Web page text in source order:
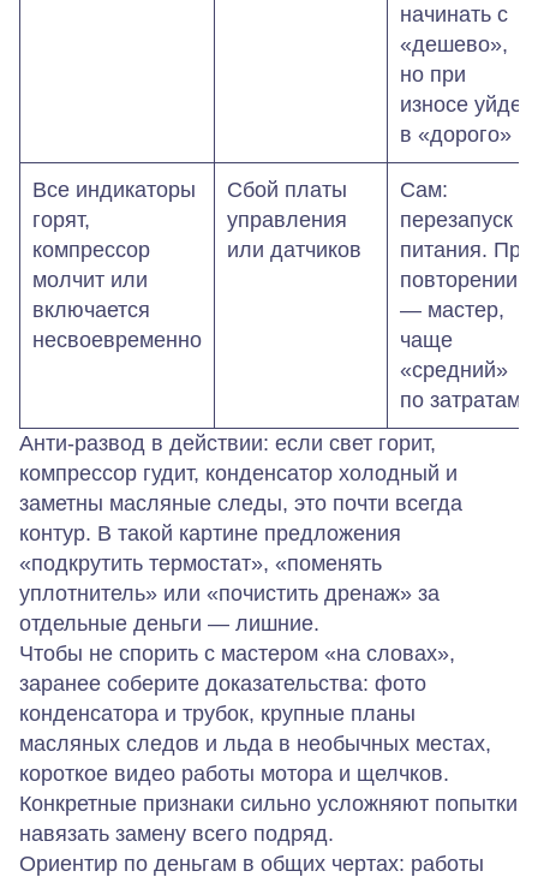
начинать с
«дешево»,
но при
износе уйдет
в «дорого»
Все индикаторы
горят,
компрессор
молчит или
включается
несвоевременно
Сбой платы
управления
или датчиков
Сам:
перезапуск
питания. При
повторении
— мастер,
чаще
«средний»
по затратам
Анти‑развод в действии: если свет горит,
компрессор гудит, конденсатор холодный и
заметны масляные следы, это почти всегда
контур. В такой картине предложения
«подкрутить термостат», «поменять
уплотнитель» или «почистить дренаж» за
отдельные деньги — лишние.
Чтобы не спорить с мастером «на словах»,
заранее соберите доказательства: фото
конденсатора и трубок, крупные планы
масляных следов и льда в необычных местах,
короткое видео работы мотора и щелчков.
Конкретные признаки сильно усложняют попытки
навязать замену всего подряд.
Ориентир по деньгам в общих чертах: работы